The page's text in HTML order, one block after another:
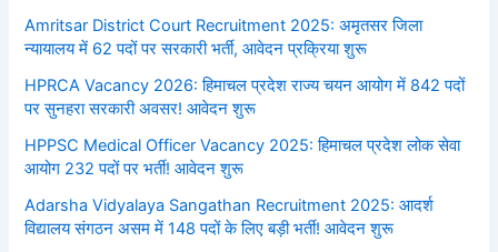
Amritsar District Court Recruitment 2025: अमृतसर जिला
न्यायालय में 62 पदों पर सरकारी भर्ती, आवेदन प्रक्रिया शुरू
HPRCA Vacancy 2026: हिमाचल प्रदेश राज्य चयन आयोग में 842 पदों
पर सुनहरा सरकारी अवसर! आवेदन शुरू
HPPSC Medical Officer Vacancy 2025: हिमाचल प्रदेश लोक सेवा
आयोग 232 पदों पर भर्ती! आवेदन शुरू
Adarsha Vidyalaya Sangathan Recruitment 2025: आदर्श
विद्यालय संगठन असम में 148 पदों के लिए बड़ी भर्ती! आवेदन शुरू